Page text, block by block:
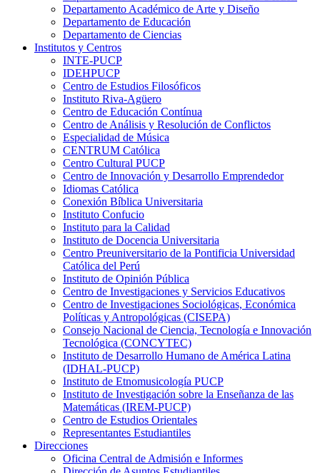
Departamento Académico de Arte y Diseño
Departamento de Educación
Departamento de Ciencias
Institutos y Centros
INTE-PUCP
IDEHPUCP
Centro de Estudios Filosóficos
Instituto Riva-Agüero
Centro de Educación Contínua
Centro de Análisis y Resolución de Conflictos
Especialidad de Música
CENTRUM Católica
Centro Cultural PUCP
Centro de Innovación y Desarrollo Emprendedor
Idiomas Católica
Conexión Bíblica Universitaria
Instituto Confucio
Instituto para la Calidad
Instituto de Docencia Universitaria
Centro Preuniversitario de la Pontificia Universidad
Católica del Perú
Instituto de Opinión Pública
Centro de Investigaciones y Servicios Educativos
Centro de Investigaciones Sociológicas, Económica
Políticas y Antropológicas (CISEPA)
Consejo Nacional de Ciencia, Tecnología e Innovación
Tecnológica (CONCYTEC)
Instituto de Desarrollo Humano de América Latina
(IDHAL-PUCP)
Instituto de Etnomusicología PUCP
Instituto de Investigación sobre la Enseñanza de las
Matemáticas (IREM-PUCP)
Centro de Estudios Orientales
Representantes Estudiantiles
Direcciones
Oficina Central de Admisión e Informes